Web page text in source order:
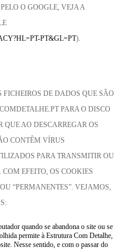
O GOOGLE, VEJA A
PT&GL=PT).
FICHEIROS DE DADOS QUE SÃO
PARA O DISCO
QUE AO DESCARREGAR OS
CONTÊM VÍRUS
PARA TRANSMITIR OU
EFEITO, OS COOKIES
“PERMANENTES”. VEJAMOS,
quando se abandona o site ou se
permite à Estrutura Com Detalhe,
Nesse sentido, e com o passar do